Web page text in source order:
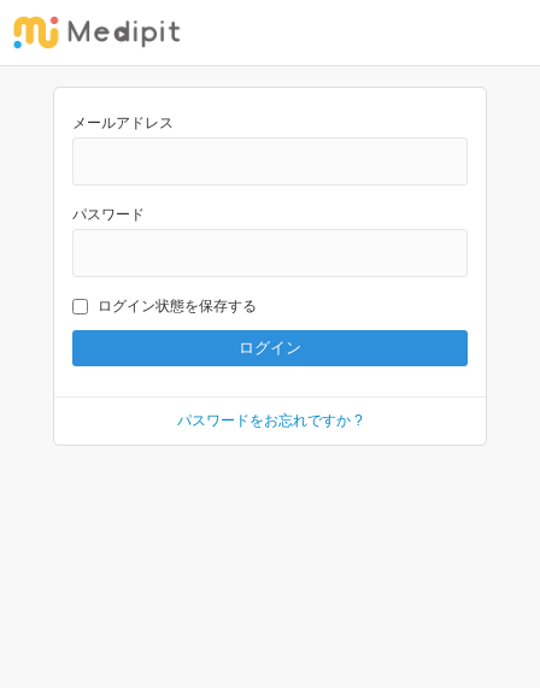
メールアドレス
パスワード
ログイン状態を保存する
パスワードをお忘れですか ?